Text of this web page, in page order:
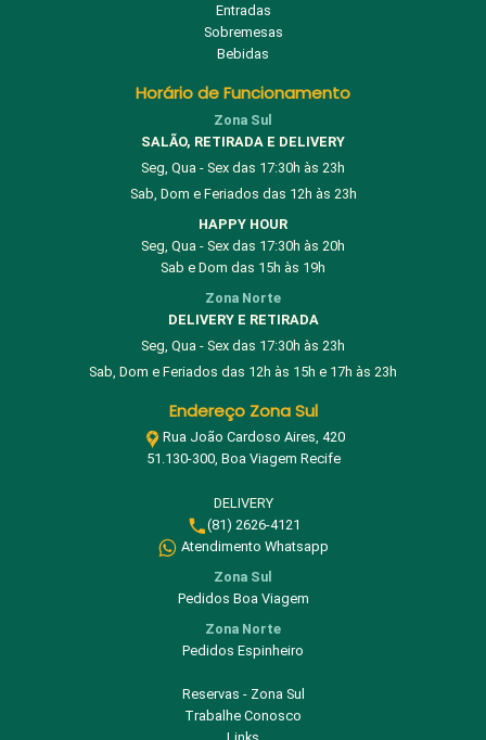
Entradas
Sobremesas
Bebidas
Horário de Funcionamento
Zona Sul
SALÃO, RETIRADA E DELIVERY
Seg, Qua - Sex das 17:30h às 23h
Sab, Dom e Feriados das 12h às 23h
HAPPY HOUR
Seg, Qua - Sex das 17:30h às 20h
Sab e Dom das 15h às 19h
Zona Norte
DELIVERY E RETIRADA
Seg, Qua - Sex das 17:30h às 23h
Sab, Dom e Feriados das 12h às 15h e 17h às 23h
Endereço Zona Sul
Rua João Cardoso Aires, 420
51.130-300, Boa Viagem Recife
DELIVERY
(81) 2626-4121
Atendimento Whatsapp
Zona Sul
Pedidos Boa Viagem
Zona Norte
Pedidos Espinheiro
Reservas - Zona Sul
Trabalhe Conosco